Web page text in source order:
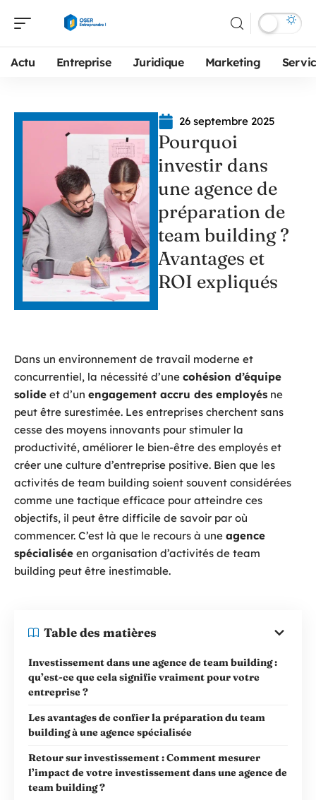
Actu Entreprise Juridique Marketing
26 septembre 2025
Pourquoi
investir dans
une agence de
préparation de
team building ?
Avantages et
ROI expliqués
Dans un environnement de travail moderne et
concurrentiel, la nécessité d’une cohésion d’équipe
solide et d’un engagement accru des employés ne
peut être surestimée. Les entreprises cherchent sans
cesse des moyens innovants pour stimuler la
productivité, améliorer le bien-être des employés et
créer une culture d’entreprise positive. Bien que les
activités de team building soient souvent considérées
comme une tactique efficace pour atteindre ces
objectifs, il peut être difficile de savoir par où
commencer. C’est là que le recours à une agence
spécialisée en organisation d’activités de team
building peut être inestimable.
Table des matières
Investissement dans une agence de team building :
qu’est-ce que cela signifie vraiment pour votre
entreprise ?
Les avantages de confier la préparation du team
building à une agence spécialisée
Retour sur investissement : Comment mesurer
l’impact de votre investissement dans une agence de
team building ?